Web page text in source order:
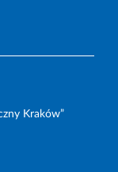
Kraków”